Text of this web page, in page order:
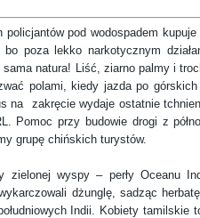
pod wodospadem kupuje
bo poza lekko narkotycznym
sama natura! Liść, ziarno palmy i
polami, kiedy jazda po
na zakręcie wydaje ostatnie
Pomoc przy budowie drogi z
grupę chińskich turystów.
wyspy – perły Oceanu
dżunglę, sadząc
Indii. Kobiety tamilskie